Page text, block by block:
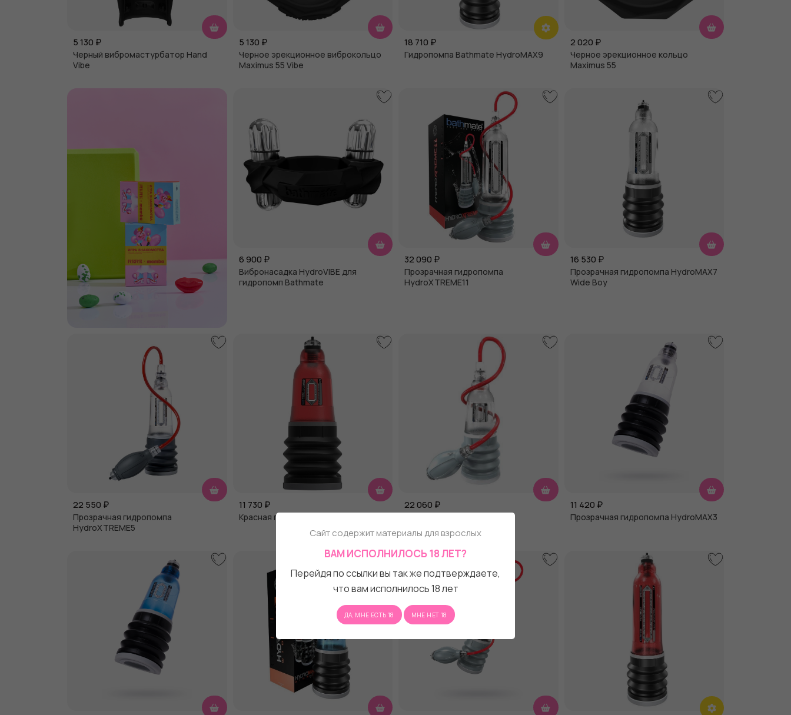
5 130 ₽
Черный вибромастурбатор Hand
Vibe
5 130 ₽
Черное эрекционное виброкольцо
Maximus 55 Vibe
18 710 ₽
Гидропомпа Bathmate HydroMAX9
2 020 ₽
Черное эрекционное кольцо
Maximus 55
6 900 ₽
Вибронасадка HydroVIBE для
гидропомп Bathmate
32 090 ₽
Прозрачная гидропомпа
HydroXTREME11
16 530 ₽
Прозрачная гидропомпа HydroMAX7
Wide Boy
22 550 ₽
Прозрачная гидропомпа
HydroXTREME5
11 730 ₽
Красная гидропомпа HydroMAX3
22 060 ₽ 11 420 ₽
Прозрачная гидропомпа HydroMAX3
Сайт содержит материалы для взрослых
ВАМ ИСПОЛНИЛОСЬ 18 ЛЕТ?
Перейдя по ссылки вы так же подтверждаете,
что вам исполнилось 18 лет
ДА, МНЕ ЕСТЬ 18 МНЕ НЕТ 18